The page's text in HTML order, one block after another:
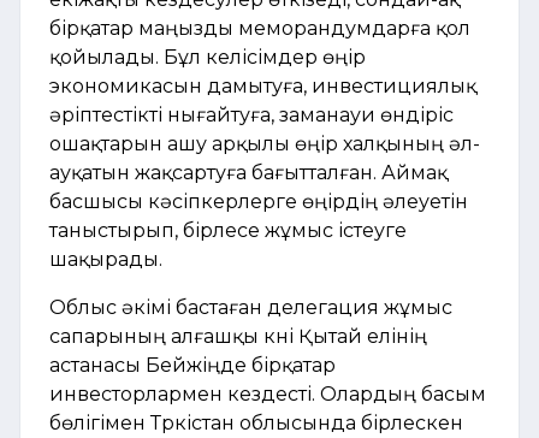
бірқатар маңызды меморандумдарға қол
қойылады. Бұл келісімдер өңір
экономикасын дамытуға, инвестициялық
әріптестікті нығайтуға, заманауи өндіріс
ошақтарын ашу арқылы өңір халқының әл-
ауқатын жақсартуға бағытталған. Аймақ
басшысы кәсіпкерлерге өңірдің әлеуетін
таныстырып, бірлесе жұмыс істеуге
шақырады.
Облыс әкімі бастаған делегация жұмыс
сапарының алғашқы күні Қытай елінің
астанасы Бейжіңде бірқатар
инвесторлармен кездесті. Олардың басым
бөлігімен Түркістан облысында бірлескен